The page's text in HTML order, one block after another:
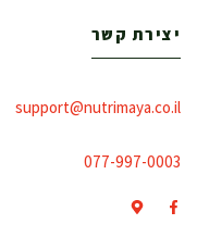
יצירת קשר
support@nutrimaya.co.il
077-997-0003